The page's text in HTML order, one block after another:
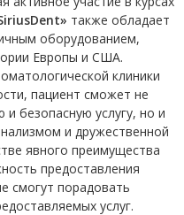
также обладает
оборудованием,
Европы и США.
клиники
пациент сможет не
безопасную услугу, но и
и дружественной
явного преимущества
предоставления
смогут порадовать
услуг.